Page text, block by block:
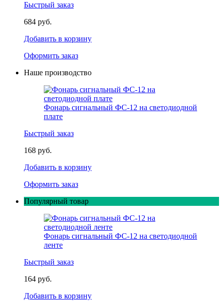
Быстрый заказ
684 руб.
Добавить в корзину
Оформить заказ
Наше производство
Фонарь сигнальный ФС-12 на светодиодной
плате
Быстрый заказ
168 руб.
Добавить в корзину
Оформить заказ
Популярный товар
Фонарь сигнальный ФС-12 на светодиодной
ленте
Быстрый заказ
164 руб.
Добавить в корзину